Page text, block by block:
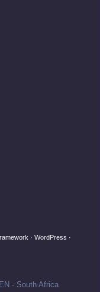
· WordPress ·
EN - South Africa